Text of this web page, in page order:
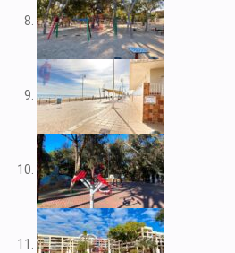
V2111
V2116
V2117
V2120
V2122
V2125
V2127
V2139
V2148
V2156
V2159
V2160
V2161
V2163
V2165
V2172